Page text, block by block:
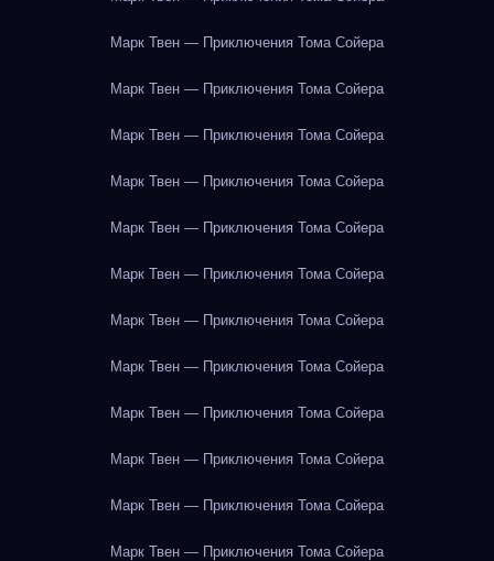
Марк Твен — Приключения Тома Сойера
Марк Твен — Приключения Тома Сойера
Марк Твен — Приключения Тома Сойера
Марк Твен — Приключения Тома Сойера
Марк Твен — Приключения Тома Сойера
Марк Твен — Приключения Тома Сойера
Марк Твен — Приключения Тома Сойера
Марк Твен — Приключения Тома Сойера
Марк Твен — Приключения Тома Сойера
Марк Твен — Приключения Тома Сойера
Марк Твен — Приключения Тома Сойера
Марк Твен — Приключения Тома Сойера